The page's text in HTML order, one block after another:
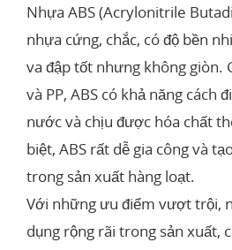
Nhựa ABS (Acrylonitrile
nhựa cứng, chắc, có độ bền
va đập tốt nhưng không giòn.
và PP, ABS có khả năng cách
nước và chịu được hóa chất
biệt, ABS rất dễ gia công và
trong sản xuất hàng loạt.
Với những ưu điểm vượt trội,
dụng rộng rãi trong sản xuất,